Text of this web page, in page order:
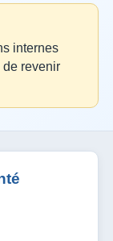
internes
de revenir